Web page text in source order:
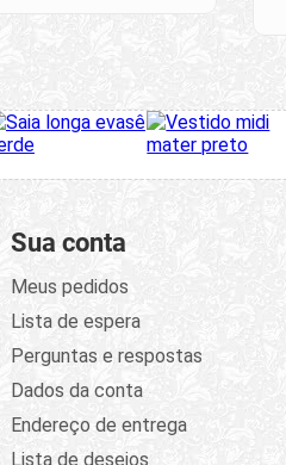
Sua conta
Meus pedidos
Lista de espera
Perguntas e respostas
Dados da conta
Endereço de entrega
Lista de desejos